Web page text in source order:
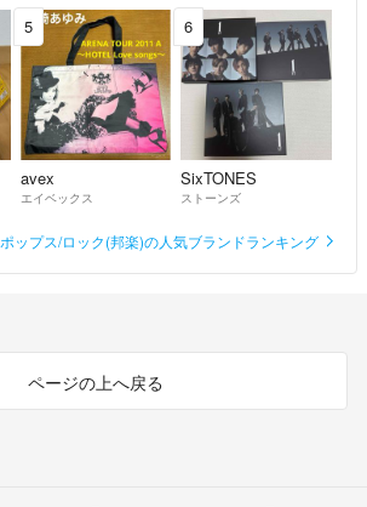
5
avex
エイベックス
6
SixTONES
ストーンズ
ポップス/ロック(邦楽)の人気ブランドランキング
ページの上へ戻る